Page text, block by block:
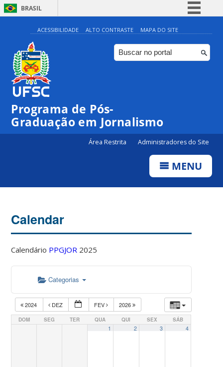
BRASIL
Simplifique!
Comunica BR
Participe
ACESSIBILIDADE ALTO CONTRASTE MAPA DO SITE
Programa de Pós-
Graduação em Jornalismo
Área Restrita Administradores do Site
MENU
Calendar
Calendário PPGJOR 2025
Categorias
2024 DEZ FEV 2026
DOM SEG TER QUA QUI SEX SÁB
1 2 3 4